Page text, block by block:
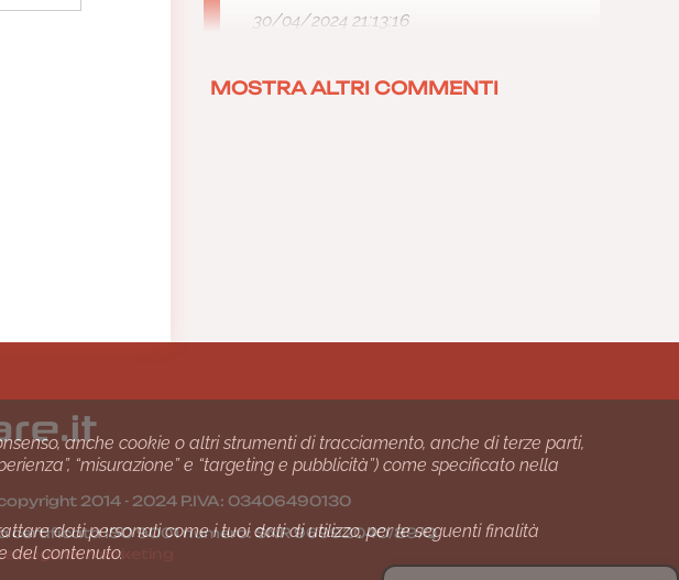
30/04/2024 21:13:16
MOSTRA ALTRI COMMENTI
2014 - 2024 P.IVA: 03406490130
certiﬁcata ISO 9001 numero: SNR 96992040/89/Q
marketing
anche cookie o altri strumenti di tracciamento, anche di terze parti,
“misurazione” e “targeting e pubblicità”) come specificato nella
dati personali come i tuoi dati di utilizzo, per le seguenti finalità
del contenuto.